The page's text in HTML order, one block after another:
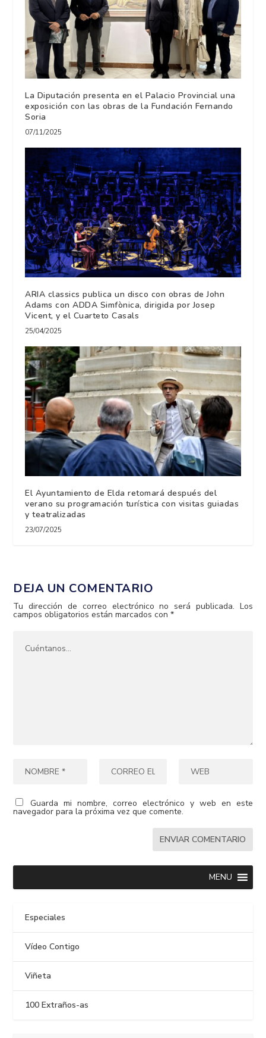
La Diputación presenta en el Palacio Provincial una
exposición con las obras de la Fundación Fernando
Soria
07/11/2025
ARIA classics publica un disco con obras de John
Adams con ADDA Simfònica, dirigida por Josep
Vicent, y el Cuarteto Casals
25/04/2025
El Ayuntamiento de Elda retomará después del
verano su programación turística con visitas guiadas
y teatralizadas
23/07/2025
DEJA UN COMENTARIO
Tu dirección de correo electrónico no será publicada. Los
campos obligatorios están marcados con*
Guarda mi nombre, correo electrónico y web en este
navegador para la próxima vez que comente.
MENU
Especiales
Vídeo Contigo
Viñeta
100 Extraños-as